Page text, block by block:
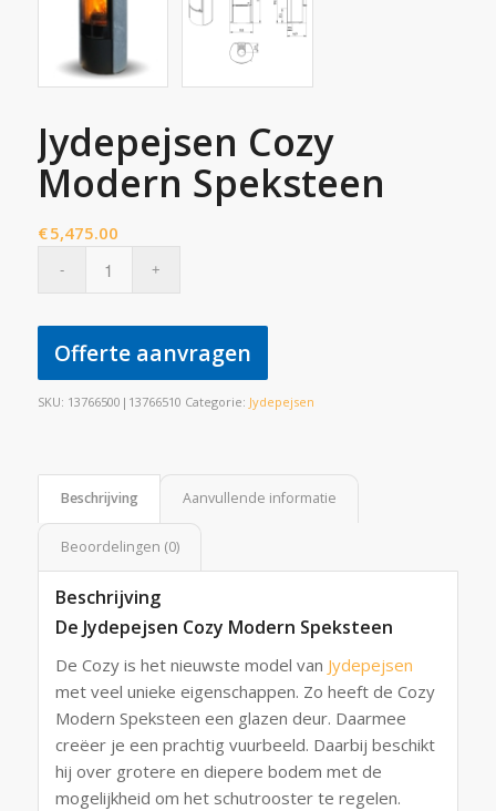
Jydepejsen Cozy
Modern Speksteen
€5,475.00
Offerte aanvragen
SKU: 13766500|13766510 Categorie: Jydepejsen
Beschrijving Aanvullende informatie
Beoordelingen (0)
Beschrijving
De Jydepejsen Cozy Modern Speksteen
De Cozy is het nieuwste model van Jydepejsen
met veel unieke eigenschappen. Zo heeft de Cozy
Modern Speksteen een glazen deur. Daarmee
creëer je een prachtig vuurbeeld. Daarbij beschikt
hij over grotere en diepere bodem met de
mogelijkheid om het schutrooster te regelen.